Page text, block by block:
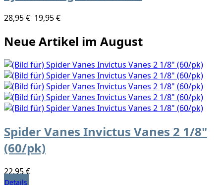
28,95 € 19,95 €
Neue Artikel im August
Spider Vanes Invictus Vanes 2 1/8"
(60/pk)
22,95 €
Details